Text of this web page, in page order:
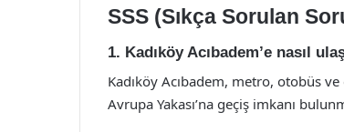
SSS (Sıkça Sorulan
1. Kadıköy Acıbadem’e nasıl
Kadıköy Acıbadem, metro, otobüs
Avrupa Yakası’na geçiş imkanı